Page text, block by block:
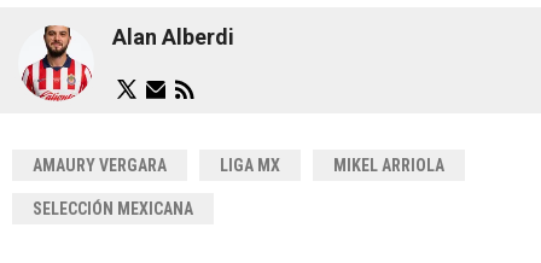
Alan Alberdi
AMAURY VERGARA LIGA MX MIKEL ARRIOLA
SELECCIÓN MEXICANA